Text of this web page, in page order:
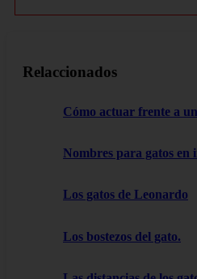
Relaccionados
Cómo actuar frente a
Nombres para gatos en
Los gatos de Leonardo
Los bostezos del gato.